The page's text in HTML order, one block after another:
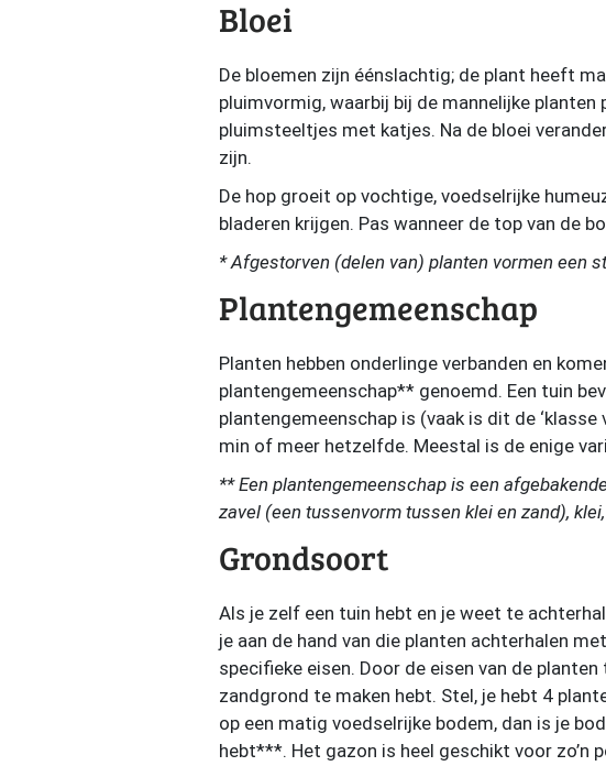
Bloei
De bloemen zijn éénslachtig; de plant heeft
pluimvormig, waarbij bij de mannelijke
pluimsteeltjes met katjes. Na de bloei
zijn.
De hop groeit op vochtige, voedselrijke
bladeren krijgen. Pas wanneer de top van de
* Afgestorven (delen van) planten vormen een
Plantengemeenschap
Planten hebben onderlinge verbanden en
plantengemeenschap** genoemd. Een tuin
plantengemeenschap is (vaak is dit de
min of meer hetzelfde. Meestal is de enige
** Een plantengemeenschap is een
zavel (een tussenvorm tussen klei en zand),
Grondsoort
Als je zelf een tuin hebt en je weet te
je aan de hand van die planten achterhalen
specifieke eisen. Door de eisen van de
zandgrond te maken hebt. Stel, je hebt 4
op een matig voedselrijke bodem, dan is je
hebt***. Het gazon is heel geschikt voor zo’n